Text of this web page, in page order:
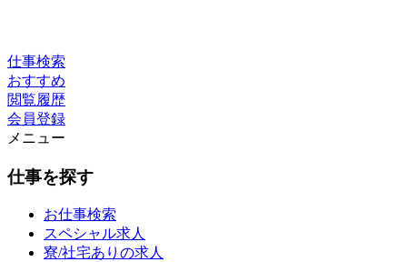
仕事検索
おすすめ
閲覧履歴
会員登録
メニュー
仕事を探す
お仕事検索
スペシャル求人
寮/社宅ありの求人